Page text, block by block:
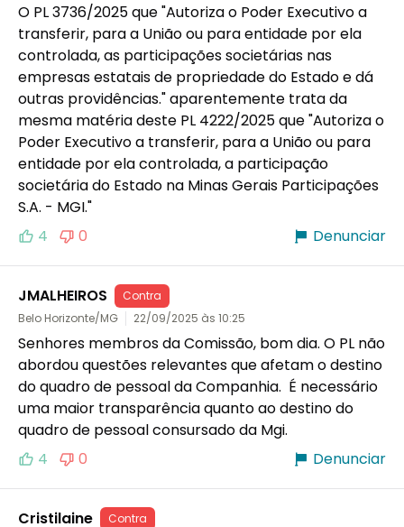
O PL 3736/2025 que "Autoriza o Poder Executivo a
transferir, para a União ou para entidade por ela
controlada, as participações societárias nas
empresas estatais de propriedade do Estado e dá
outras providências." aparentemente trata da
mesma matéria deste PL 4222/2025 que "Autoriza o
Poder Executivo a transferir, para a União ou para
entidade por ela controlada, a participação
societária do Estado na Minas Gerais Participações
S.A. - MGI."
4
0 Denunciar
JMALHEIROS
Contra
Belo Horizonte/MG
22/09/2025 às 10:25
Senhores membros da Comissão, bom dia. O PL não
abordou questões relevantes que afetam o destino
do quadro de pessoal da Companhia.  É necessário
uma maior transparência quanto ao destino do
quadro de pessoal consursado da Mgi.
4
0 Denunciar
Cristilaine Contra